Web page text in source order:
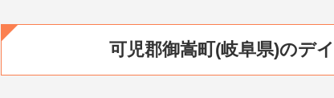
可児郡御嵩町(岐阜県)のデ